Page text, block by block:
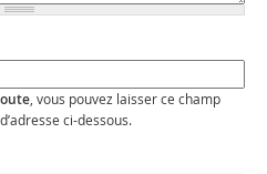
, vous pouvez laisser ce champ
ci-dessous.